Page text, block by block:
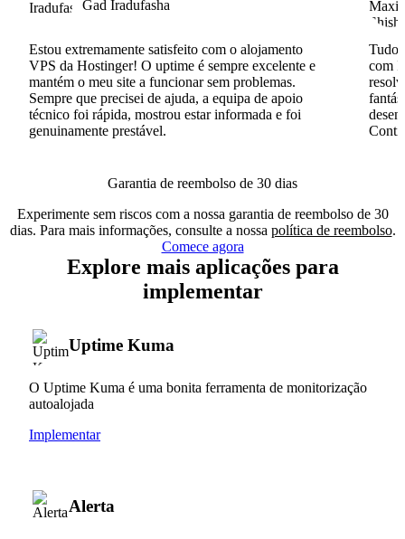
Gad Iradufasha
Estou extremamente satisfeito com o alojamento
VPS da Hostinger! O uptime é sempre excelente e
mantém o meu site a funcionar sem problemas.
Sempre que precisei de ajuda, a equipa de apoio
técnico foi rápida, mostrou estar informada e foi
genuinamente prestável.
Tudo
com
Garantia de reembolso de 30 dias
Experimente sem riscos com a nossa garantia de reembolso de 30
dias. Para mais informações, consulte a nossa política de reembolso.
Comece agora
Explore mais aplicações para
implementar
Uptime Kuma
O Uptime Kuma é uma bonita ferramenta de monitorização
autoalojada
Implementar
Alerta